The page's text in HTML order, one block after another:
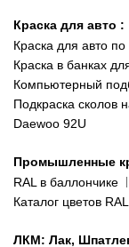
093 611-39-23
(ориентир:
Одесса
пр-т Акад. Глушко,
066 554-97-70
Доставка и оплата
Сотрудничество
Наши публикации
Публичная оферта
Политика
Краска для авто :
Краска для авто
Краска в банках
Компьютерный
Подкраска сколов
Daewoo 92U
Промышленные
RAL в баллончике
Каталог цветов RAL
ЛКМ: Лак,